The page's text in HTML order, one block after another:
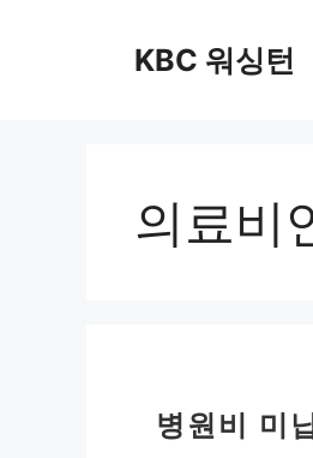
KBC 워싱턴
의료비
병원비 미